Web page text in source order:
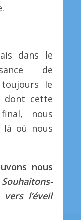
dans le
de
le
dont cette
nous
là où nous
nous
Souhaitons-
l’éveil